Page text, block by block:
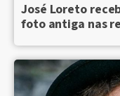
José Loreto
foto antiga nas